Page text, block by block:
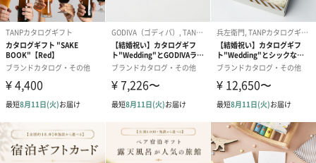
◼︎商品例
食器・グラス・カトラリー
食品